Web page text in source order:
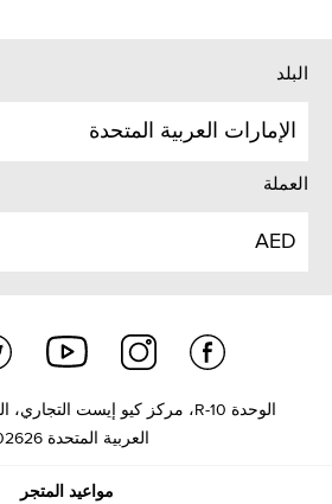
البلد
الإمارات العربية المتحدة
العملة
AED
العربية المتحدة 502626
مواعيد المتجر